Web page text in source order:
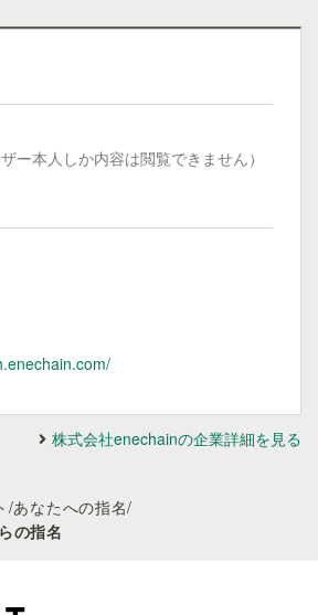
ー本人しか内容は閲覧できません）
株式会社enechainの企業詳細を見る
/あなたへの指名/
の指名